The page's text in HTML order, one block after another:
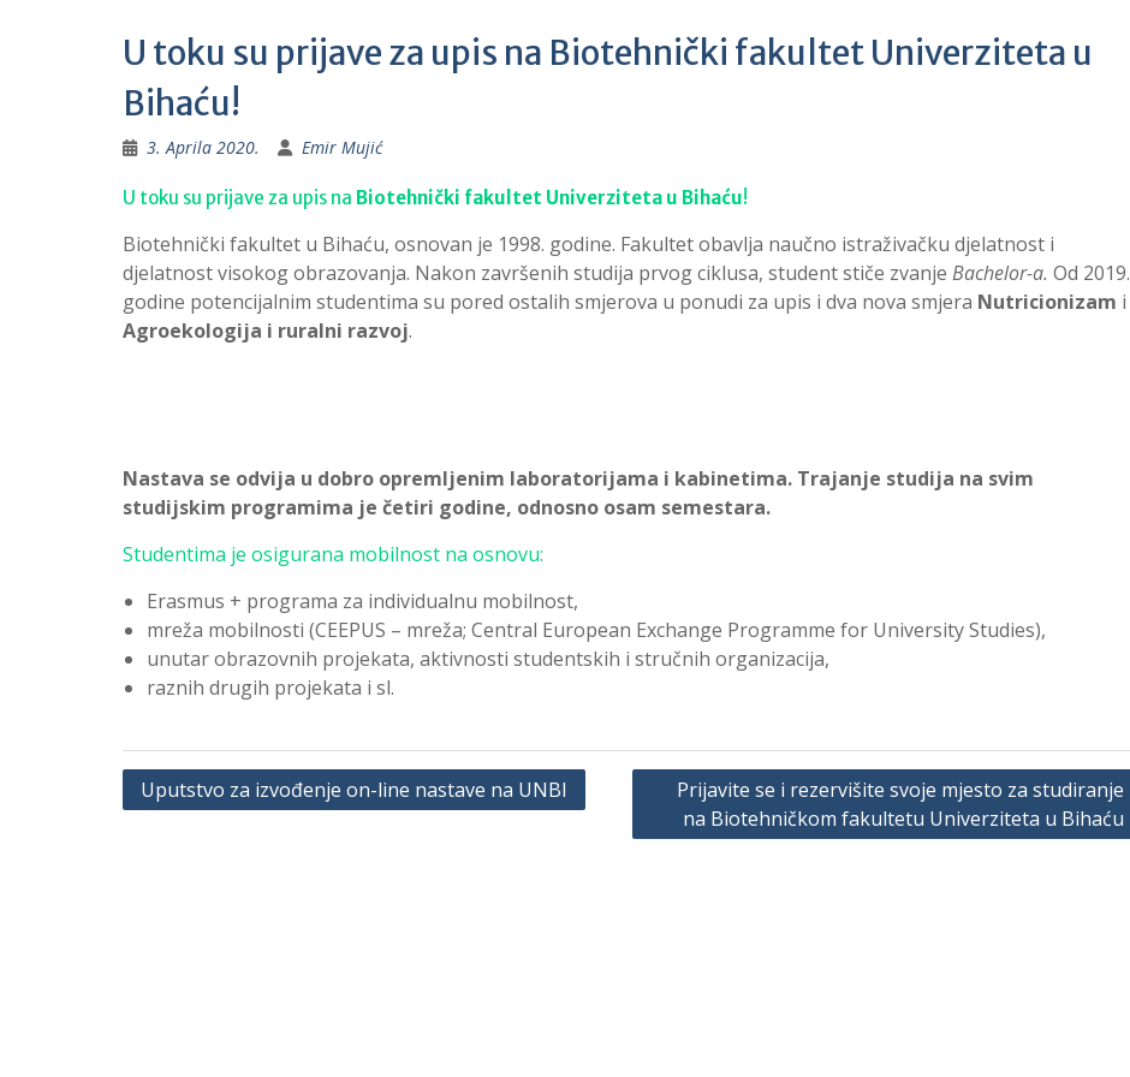
U toku su prijave za upis na Biotehnički fakultet Univerziteta u
Bihaću!
3. Aprila 2020. Emir Mujić
U toku su prijave za upis na Biotehnički fakultet Univerziteta u Bihaću!
Biotehnički fakultet u Bihaću, osnovan je 1998. godine. Fakultet obavlja naučno istraživačku djelatnost i
djelatnost visokog obrazovanja. Nakon završenih studija prvog ciklusa, student stiče zvanje Bachelor-a. Od 2019.
godine potencijalnim studentima su pored ostalih smjerova u ponudi za upis i dva nova smjera Nutricionizam i
Agroekologija i ruralni razvoj.
Nastava se odvija u dobro opremljenim laboratorijama i kabinetima. Trajanje studija na svim
studijskim programima je četiri godine, odnosno osam semestara.
Studentima je osigurana mobilnost na osnovu:
Erasmus + programa za individualnu mobilnost,
mreža mobilnosti (CEEPUS – mreža; Central European Exchange Programme for University Studies),
unutar obrazovnih projekata, aktivnosti studentskih i stručnih organizacija,
raznih drugih projekata i sl.
Navigacija
Uputstvo za izvođenje on-line nastave na UNBI
Prijavite se i rezervišite svoje mjesto za studiranje
na Biotehničkom fakultetu Univerziteta u Bihaću